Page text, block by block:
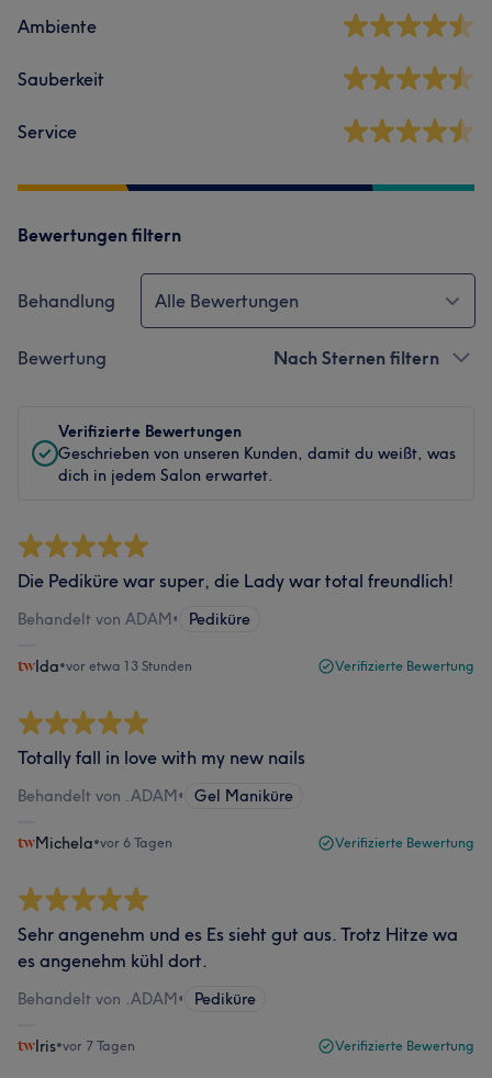
Ambiente
Sauberkeit
Service
Bewertungen filtern
Behandlung Alle Bewertungen
Bewertung Nach Sternen filtern
Verifizierte Bewertungen
Geschrieben von unseren Kunden, damit du weißt, was
dich in jedem Salon erwartet.
Die Pediküre war super, die Lady war total freundlich!
Behandelt von ADAM• Pediküre
Ida•vor etwa 13 Stunden Verifizierte Bewertung
Totally fall in love with my new nails
Behandelt von .ADAM• Gel Maniküre
Michela•vor 6 Tagen Verifizierte Bewertung
Sehr angenehm und es Es sieht gut aus. Trotz Hitze wa
es angenehm kühl dort.
Behandelt von .ADAM• Pediküre
Iris•vor 7 Tagen Verifizierte Bewertung